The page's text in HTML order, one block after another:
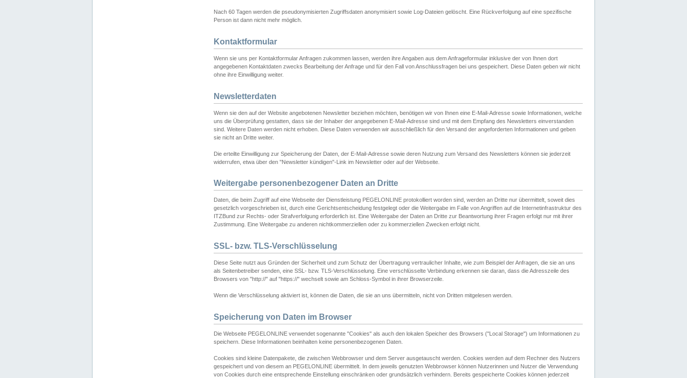
Nach 60 Tagen werden die pseudonymisierten Zugriffsdaten anonymisiert sowie Log-Dateien gelöscht. Eine Rückverfolgung auf eine spezifische
Person ist dann nicht mehr möglich.
Kontaktformular
Wenn sie uns per Kontaktformular Anfragen zukommen lassen, werden ihre Angaben aus dem Anfrageformular inklusive der von Ihnen dort
angegebenen Kontaktdaten zwecks Bearbeitung der Anfrage und für den Fall von Anschlussfragen bei uns gespeichert. Diese Daten geben wir nicht
ohne ihre Einwilligung weiter.
Newsletterdaten
Wenn sie den auf der Website angebotenen Newsletter beziehen möchten, benötigen wir von Ihnen eine E-Mail-Adresse sowie Informationen, welche
uns die Überprüfung gestatten, dass sie der Inhaber der angegebenen E-Mail-Adresse sind und mit dem Empfang des Newsletters einverstanden
sind. Weitere Daten werden nicht erhoben. Diese Daten verwenden wir ausschließlich für den Versand der angeforderten Informationen und geben
sie nicht an Dritte weiter.
Die erteilte Einwilligung zur Speicherung der Daten, der E-Mail-Adresse sowie deren Nutzung zum Versand des Newsletters können sie jederzeit
widerrufen, etwa über den "Newsletter kündigen"-Link im Newsletter oder auf der Webseite.
Weitergabe personenbezogener Daten an Dritte
Daten, die beim Zugriff auf eine Webseite der Dienstleistung PEGELONLINE protokolliert worden sind, werden an Dritte nur übermittelt, soweit dies
gesetzlich vorgeschrieben ist, durch eine Gerichtsentscheidung festgelegt oder die Weitergabe im Falle von Angriffen auf die Internetinfrastruktur des
ITZBund zur Rechts- oder Strafverfolgung erforderlich ist. Eine Weitergabe der Daten an Dritte zur Beantwortung ihrer Fragen erfolgt nur mit ihrer
Zustimmung. Eine Weitergabe zu anderen nichtkommerziellen oder zu kommerziellen Zwecken erfolgt nicht.
SSL- bzw. TLS-Verschlüsselung
Diese Seite nutzt aus Gründen der Sicherheit und zum Schutz der Übertragung vertraulicher Inhalte, wie zum Beispiel der Anfragen, die sie an uns
als Seitenbetreiber senden, eine SSL- bzw. TLS-Verschlüsselung. Eine verschlüsselte Verbindung erkennen sie daran, dass die Adresszeile des
Browsers von "http://" auf "https://" wechselt sowie am Schloss-Symbol in ihrer Browserzeile.
Wenn die Verschlüsselung aktiviert ist, können die Daten, die sie an uns übermitteln, nicht von Dritten mitgelesen werden.
Speicherung von Daten im Browser
Die Webseite PEGELONLINE verwendet sogenannte "Cookies" als auch den lokalen Speicher des Browsers ("Local Storage") um Informationen zu
speichern. Diese Informationen beinhalten keine personenbezogenen Daten.
Cookies sind kleine Datenpakete, die zwischen Webbrowser und dem Server ausgetauscht werden. Cookies werden auf dem Rechner des Nutzers
gespeichert und von diesem an PEGELONLINE übermittelt. In dem jeweils genutzten Webbrowser können Nutzerinnen und Nutzer die Verwendung
von Cookies durch eine entsprechende Einstellung einschränken oder grundsätzlich verhindern. Bereits gespeicherte Cookies können jederzeit